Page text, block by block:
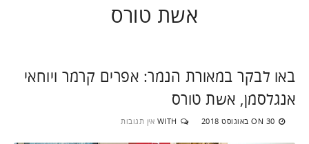
אשת טורס
באו לבקר במאורת הנמר: אפרים קרמר ויוחאי
אנגלסמן, אשת טורס
ON 30 באוגוסט 2018 WITH אין תגובות